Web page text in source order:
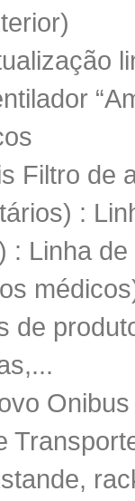
Filtro de
:
: Linha
de